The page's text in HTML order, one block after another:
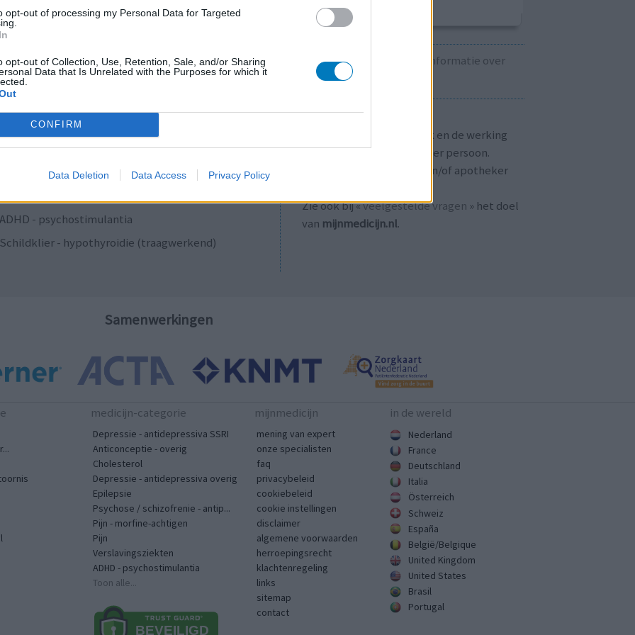
opt-out of processing my Personal Data for Targeted
opt-out of Collection, Use, Retention, Sale, and/or Sharing
Data that Is Unrelated with the Purposes for which it
CONFIRM
Data Deletion Data Access Privacy Policy
Antibiotica - penicillines breedspectrum
Verslavingsziekten
Diabetes (suikerziekte) - orale middelen
Anticonceptie - overig
Depressie - antidepressiva SSRI
ADHD - psychostimulantia
Bloeddruk - calciumantagonisten
Antibiotica - penicillines breedspectrum
ADHD - psychostimulantia
Schildklier - hypothyroidie (traagwerkend)
Kijk hier voor informatie over
LET OP!
Ervaringen zijn persoonlijk en de werking
van medicijnen verschilt per persoon.
Raadpleeg altijd uw arts en/of apotheker
Zie ook bij «veelgestelde vragen » het doel
van mijnmedicijn.nl.
Samenwerkingen
medicijn-categorie
Depressie - antidepressiva SSRI
Anticonceptie - overig
Cholesterol
Depressie - antidepressiva overig
Epilepsie
Psychose / schizofrenie - antip...
Pijn - morfine-achtigen
Pijn
Verslavingsziekten
ADHD - psychostimulantia
Toon alle...
mijnmedicijn
mening van expert
onze specialisten
faq
privacybeleid
cookiebeleid
cookie instellingen
disclaimer
algemene voorwaarden
herroepingsrecht
klachtenregeling
links
sitemap
contact
in de wereld
Nederland
France
Deutschland
Italia
Österreich
Schweiz
España
België/Belgique
United Kingdom
United States
Brasil
Portugal